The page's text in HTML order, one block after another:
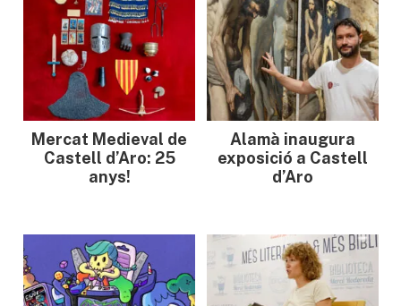
Mercat Medieval de
Castell d’Aro: 25
anys!
Alamà inaugura
exposició a Castell
d’Aro